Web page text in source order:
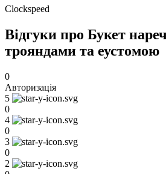
Clockspeed
Відгуки про Букет
трояндами та еустомою
0
Авторизація
5
0
4
0
3
0
2